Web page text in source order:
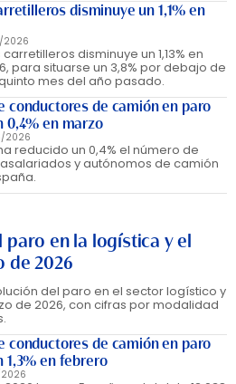
disminuye un 1,1% en
2026
disminuye un 1,13% en
para situarse un 3,8% por debajo de
mes del año pasado.
conductores de camión en paro
0,4% en marzo
2026
reducido un 0,4% el número de
y autónomos de camión
en la logística y el
de 2026
del paro en el sector logístico y
de 2026, con cifras por modalidad
conductores de camión en paro
1,3% en febrero